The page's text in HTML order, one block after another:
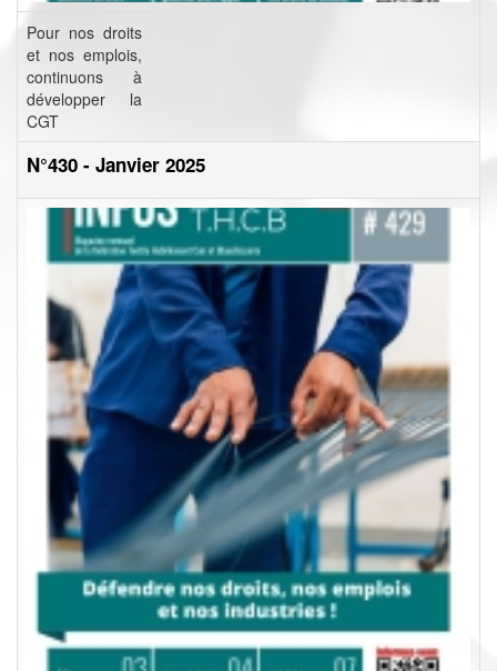
Pour nos droits
et nos emplois,
continuons à
développer la
CGT
N°430 - Janvier 2025